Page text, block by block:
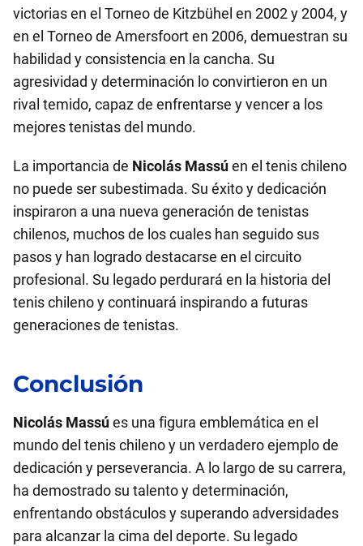
victorias en el Torneo de Kitzbühel en 2002 y 2004, y
en el Torneo de Amersfoort en 2006, demuestran su
habilidad y consistencia en la cancha. Su
agresividad y determinación lo convirtieron en un
rival temido, capaz de enfrentarse y vencer a los
mejores tenistas del mundo.
La importancia de Nicolás Massúen el tenis chileno
no puede ser subestimada. Su éxito y dedicación
inspiraron a una nueva generación de tenistas
chilenos, muchos de los cuales han seguido sus
pasos y han logrado destacarse en el circuito
profesional. Su legado perdurará en la historia del
tenis chileno y continuará inspirando a futuras
generaciones de tenistas.
Conclusión
Nicolás Massúes una figura emblemática en el
mundo del tenis chileno y un verdadero ejemplo de
dedicación y perseverancia. A lo largo de su carrera,
ha demostrado su talento y determinación,
enfrentando obstáculos y superando adversidades
para alcanzar la cima del deporte. Su legado